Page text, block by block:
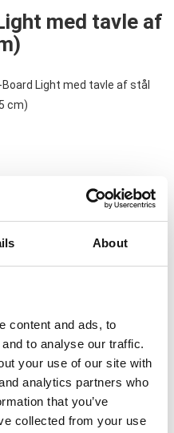
About
content and ads, to
to analyse our traffic.
your use of our site with
analytics partners who
that you’ve
collected from your use
med tavle af
Board Light med tavle af stål
cm)
selve tavle overflade ( se
er monteret med sorte
skrivetavle og magnettavle.
brug. inkl.magnetlomme